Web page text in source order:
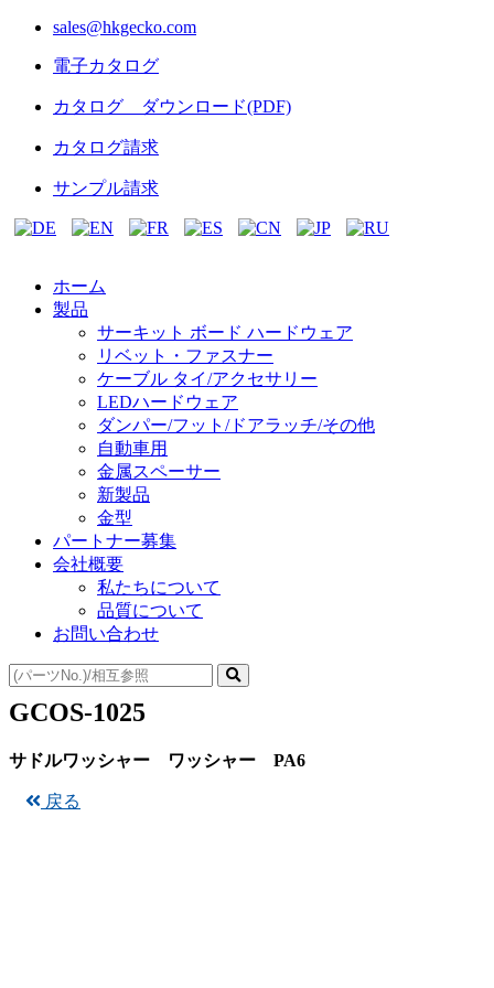
sales@hkgecko.com
電子カタログ
カタログ ダウンロード(PDF)
カタログ請求
サンプル請求
ホーム
製品
サーキット ボード ハードウェア
リベット・ファスナー
ケーブル タイ/アクセサリー
LEDハードウェア
ダンパー/フット/ドアラッチ/その他
自動車用
金属スペーサー
新製品
金型
パートナー募集
会社概要
私たちについて
品質について
お問い合わせ
GCOS-1025
サドルワッシャー ワッシャー PA6
戻る